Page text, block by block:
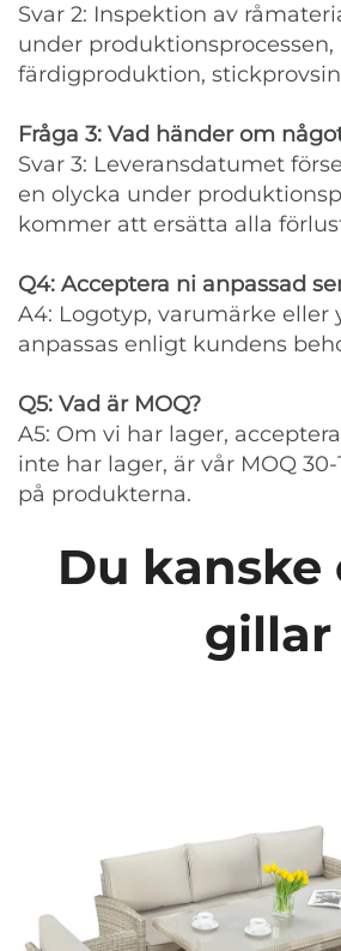
Svar 2: Inspektion av
under produktionsprocessen,
färdigproduktion,
Fråga 3: Vad händer om
Svar 3: Leveransdatumet
en olycka under
kommer att ersätta alla
Q4: Acceptera ni anpassad
A4: Logotyp, varumärke eller
anpassas enligt kundens
Q5: Vad är MOQ?
A5: Om vi har lager,
inte har lager, är vår MOQ
på produkterna.
Du kanske
gillar